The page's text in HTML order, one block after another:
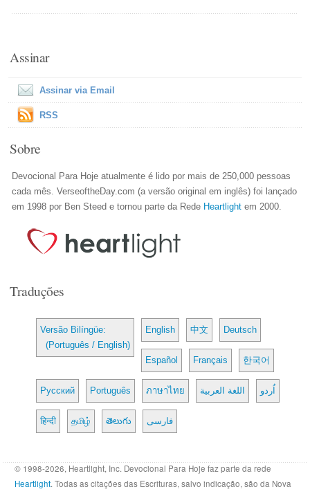
Assinar
Assinar via Email
RSS
Sobre
Devocional Para Hoje atualmente é lido por mais de 250,000 pessoas
cada mês. VerseoftheDay.com (a versão original em inglês) foi lançado
em 1998 por Ben Steed e tornou parte da Rede Heartlight em 2000.
Traduções
Versão Bilíngüe:
(Português / English)
English 中文 Deutsch
Español Français 한국어
Русский Português ภาษาไทย اللغة العربية اُردو
हिन्दी தமிழ் తెలుగు فارسی
© 1998-2026, Heartlight, Inc. Devocional Para Hoje faz parte da rede
Heartlight. Todas as citações das Escrituras, salvo indicação, são da Nova